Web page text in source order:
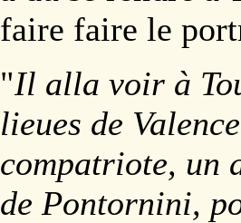
faire faire le
"Il alla voir à
lieues de
compatriote, un
de Pontornini,